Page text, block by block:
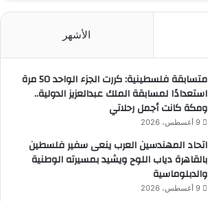
الأشهر
متسابقة فلسطينية: كررت الجزء الواحد 50 مرة
استعدادًا لمسابقة الملك عبدالعزيز الدولية..
ومكة كانت أجمل رحلاتي
9 أغسطس، 2026
اتحاد المهندسين العرب ينعى سفير فلسطين
بالقاهرة دياب اللوح ويشيد بمسيرته الوطنية
والدبلوماسية
9 أغسطس، 2026